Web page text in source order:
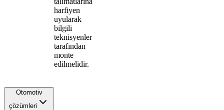
harfiyen
uyularak
bilgili
teknisyenler
tarafından
monte
edilmelidir.
Otomotiv
çözümleri